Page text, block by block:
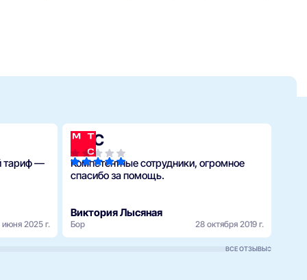
тариф —
июня 2025 г.
МТС
Компетентные сотрудники, огромное
спасибо за помощь.
Виктория Лысяная
Бор 28 октября 2019 г.
ВСЕ ОТЗЫВЫ